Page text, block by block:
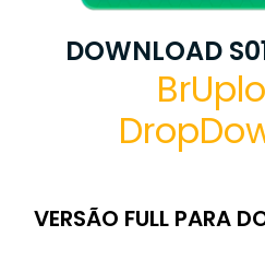
DOWNLOAD
VERSÃO FULL PARA